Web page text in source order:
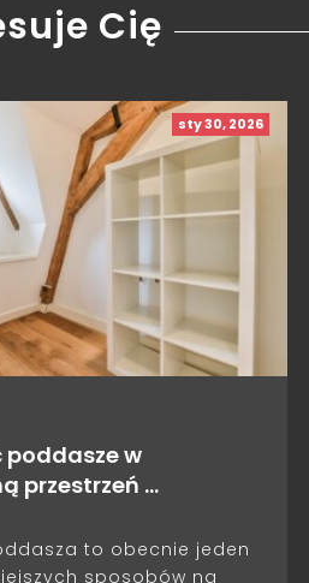
Cię
sty 30, 2026
poddasze w
przestrzeń …
to obecnie jeden
sposobów na